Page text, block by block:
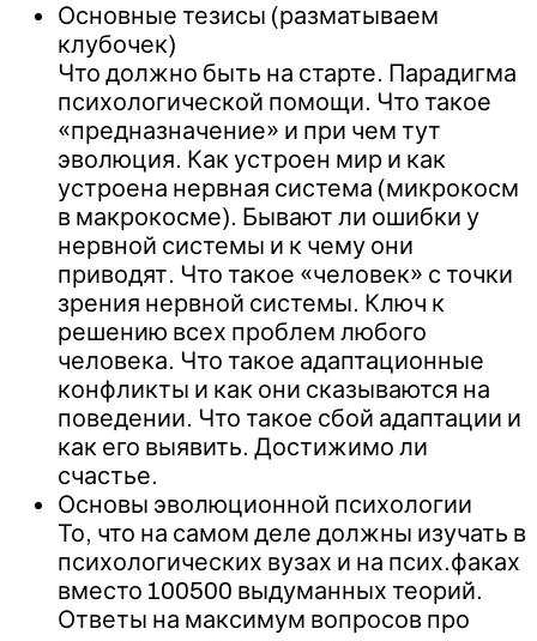
Основные тезисы (разматываем
клубочек)
Что должно быть на старте. Парадигма
психологической помощи. Что такое
«предназначение» и при чем тут
эволюция. Как устроен мир и как
устроена нервная система (микрокосм
в макрокосме). Бывают ли ошибки у
нервной системы и к чему они
приводят. Что такое «человек» с точки
зрения нервной системы. Ключ к
решению всех проблем любого
человека. Что такое адаптационные
конфликты и как они сказываются на
поведении. Что такое сбой адаптации и
как его выявить. Достижимо ли
счастье.
Основы эволюционной психологии
То, что на самом деле должны изучать в
психологических вузах и на псих.факах
вместо 100500 выдуманных теорий.
Ответы на максимум вопросов про